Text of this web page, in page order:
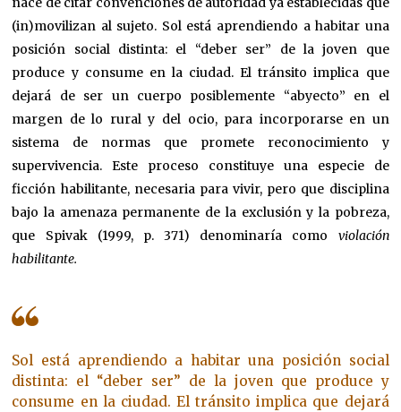
(in)movilizan al sujeto. Sol está aprendiendo a habitar una
posición social distinta: el “deber ser” de la joven que
produce y consume en la ciudad. El tránsito implica que
dejará de ser un cuerpo posiblemente “abyecto” en el
margen de lo rural y del ocio, para incorporarse en un
sistema de normas que promete reconocimiento y
supervivencia. Este proceso constituye una especie de
ficción habilitante, necesaria para vivir, pero que disciplina
bajo la amenaza permanente de la exclusión y la pobreza,
que Spivak (1999, p. 371) denominaría como violación
habilitante.
Sol está aprendiendo a habitar una posición social
distinta: el “deber ser” de la joven que produce y
consume en la ciudad. El tránsito implica que dejará